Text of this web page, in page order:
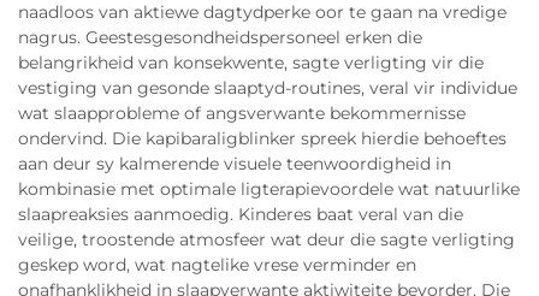
naadloos van aktiewe dagtydperke oor te gaan na vredige
nagrus. Geestesgesondheidspersoneel erken die
belangrikheid van konsekwente, sagte verligting vir die
vestiging van gesonde slaaptyd-routines, veral vir individue
wat slaapprobleme of angsverwante bekommernisse
ondervind. Die kapibaraligblinker spreek hierdie behoeftes
aan deur sy kalmerende visuele teenwoordigheid in
kombinasie met optimale ligterapievoordele wat natuurlike
slaapreaksies aanmoedig. Kinderes baat veral van die
veilige, troostende atmosfeer wat deur die sagte verligting
geskep word, wat nagtelike vrese verminder en
onafhanklikheid in slaapverwante aktiwiteite bevorder. Die